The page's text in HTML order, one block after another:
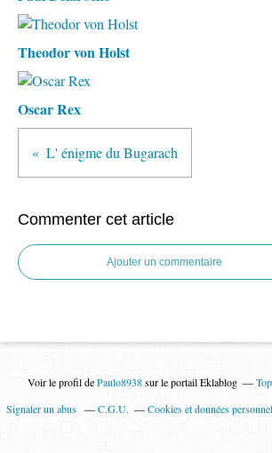
Theodor von Holst
Oscar Rex
L' énigme du Bugarach
Commenter cet article
Ajouter un commentaire
Voir le profil dePaulo8938sur le portail Eklablog
Signaler un abus
C.G.U. Cookies et données